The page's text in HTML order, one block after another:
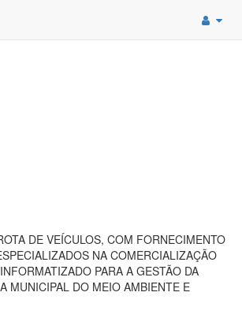
DE VEÍCULOS, COM FORNECIMENTO
NA COMERCIALIZAÇÃO
PARA A GESTÃO DA
MUNICIPAL DO MEIO AMBIENTE E